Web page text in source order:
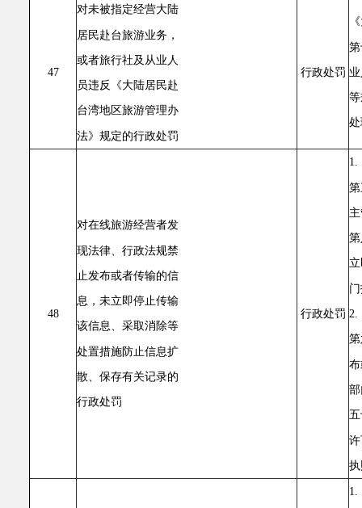
47
对未被指定经营大陆
居民赴台旅游业务，
或者旅行社及从业人
员违反《大陆居民赴
台湾地区旅游管理办
法》规定的行政处罚
行政处罚
48
对在线旅游经营者发
现法律、行政法规禁
止发布或者传输的信
息，未立即停止传输
该信息、采取消除等
处置措施防止信息扩
散、保存有关记录的
行政处罚
行政处罚
1.
2.
1.